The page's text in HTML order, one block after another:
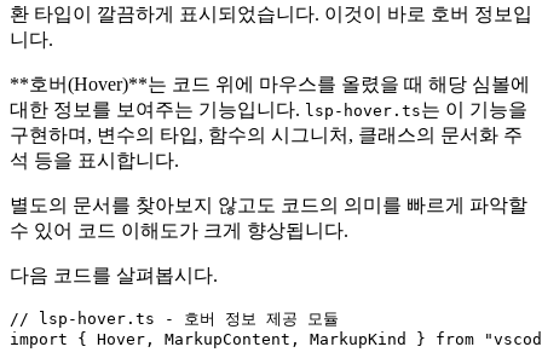
환 타입이 깔끔하게 표시되었습니다. 이것이 바로 호버 정보입
니다.
**호버(Hover)**는 코드 위에 마우스를 올렸을 때 해당 심볼에
대한 정보를 보여주는 기능입니다. lsp-hover.ts는 이 기능을
구현하며, 변수의 타입, 함수의 시그니처, 클래스의 문서화 주
석 등을 표시합니다.
별도의 문서를 찾아보지 않고도 코드의 의미를 빠르게 파악할
수 있어 코드 이해도가 크게 향상됩니다.
다음 코드를 살펴봅시다.
// lsp-hover.ts - 호버 정보 제공 모듈
import { Hover , MarkupContent , MarkupKind } from